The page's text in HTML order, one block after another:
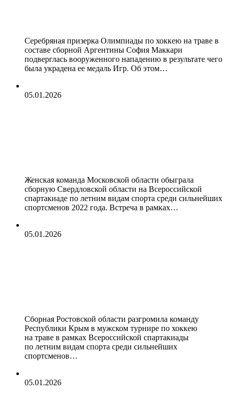
Серебряная призерка Олимпиады по хоккею на траве в
составе сборной Аргентины София Маккари
подверглась вооруженного нападению в результате чего
была украдена ее медаль Игр. Об этом…
05.01.2026
Женская команда Московской области обыграла
сборную Свердловской области на Всероссийской
спартакиаде по летним видам спорта среди сильнейших
спортсменов 2022 года. Встреча в рамках…
05.01.2026
Сборная Ростовской области разгромила команду
Республики Крым в мужском турнире по хоккею
на траве в рамках Всероссийской спартакиады
по летним видам спорта среди сильнейших
спортсменов…
05.01.2026